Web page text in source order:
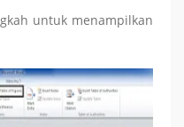
untuk menampilkan